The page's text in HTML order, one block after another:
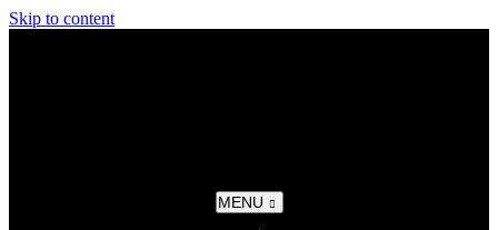
Skip to content
MENU